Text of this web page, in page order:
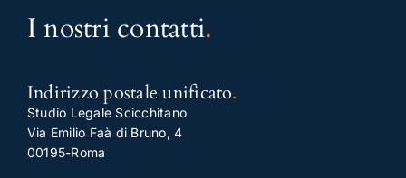
I nostri contatti.
Indirizzo postale unificato.
Studio Legale Scicchitano
Via Emilio Faà di Bruno, 4
00195-Roma